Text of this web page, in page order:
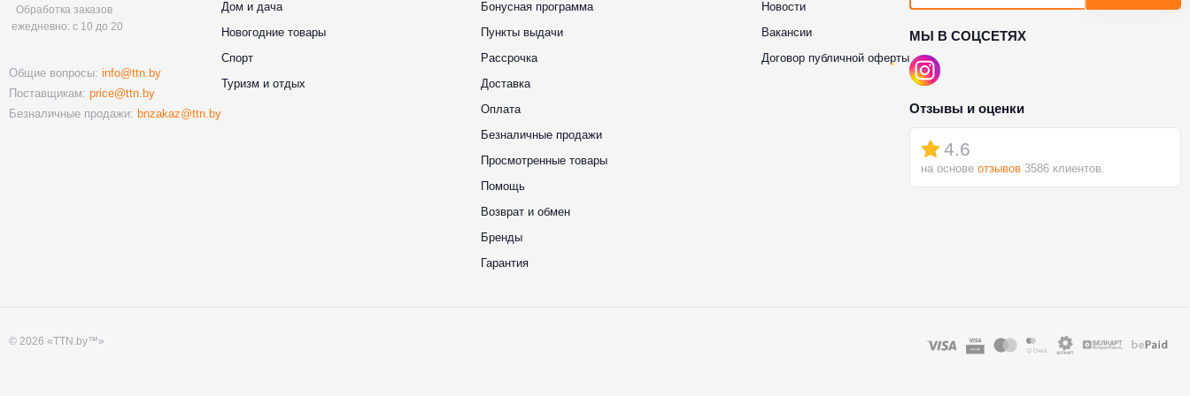
Обработка заказов
ежедневно: с 10 до 20
Общие вопросы: info@ttn.by
Поставщикам: price@ttn.by
Безналичные продажи: bnzakaz@ttn.by
Дом и дача
Новогодние товары
Спорт
Туризм и отдых
Бонусная программа
Пункты выдачи
Рассрочка
Доставка
Оплата
Безналичные продажи
Просмотренные товары
Помощь
Возврат и обмен
Бренды
Гарантия
Новости
Вакансии
Договор публичной оферты
МЫ В СОЦСЕТЯХ
Отзывы и оценки
4.6
на основе отзывов 3586 клиентов.
© 2026 «TTN.by™»